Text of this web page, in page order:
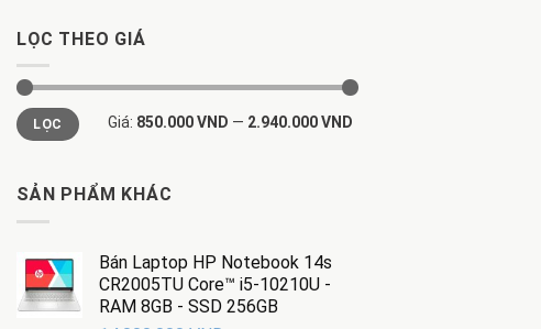
LỌC THEO GIÁ
Giá
tối
thiểu
Giá
tối
đa
LỌC Giá: 850.000 VND — 2.940.000 VND
SẢN PHẨM KHÁC
Bán Laptop HP Notebook 14s
CR2005TU Core™ i5-10210U -
RAM 8GB - SSD 256GB